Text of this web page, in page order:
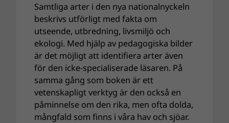
Samtliga arter i den nya nationalnyckeln
beskrivs utförligt med fakta om
utseende, utbredning, livsmiljö och
ekologi. Med hjälp av pedagogiska bilder
är det möjligt att identifiera arter även
för den icke-specialiserade läsaren. På
samma gång som boken är ett
vetenskapligt verktyg är den också en
påminnelse om den rika, men ofta dolda,
mångfald som finns i våra hav och sjöar.